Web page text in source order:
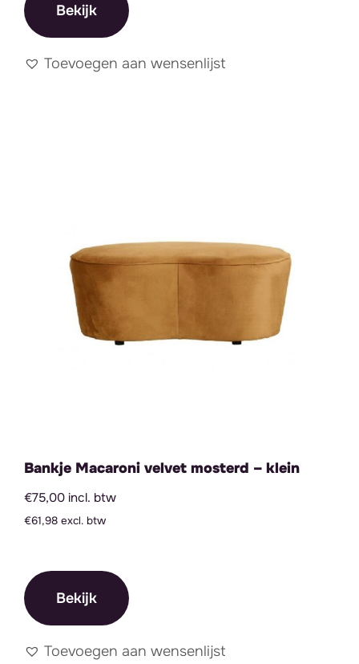
Bekijk
Toevoegen aan wensenlijst
Bankje Macaroni velvet mosterd – klein
€75,00 incl. btw
€61,98 excl. btw
Bekijk
Toevoegen aan wensenlijst